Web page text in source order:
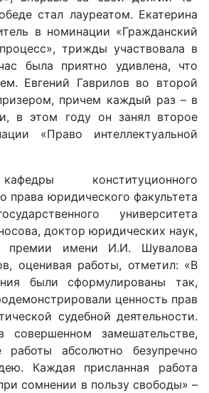
стал лауреатом. Екатерина
в номинации «Гражданский
», трижды участвовала в
была приятно удивлена, что
Евгений Гавриловво второй
причем каждый раз – в
в этом году он занял второе
«Право интеллектуальной
конституционного
права юридического факультета
университета
доктор юридических наук,
премии имени И.И. Шувалова
, оценивая работы, отметил: «В
были сформулированы так,
ценность прав
судебной деятельности.
замешательстве,
абсолютно безупречно
Каждая присланная работа
сомнении в пользу свободы» –